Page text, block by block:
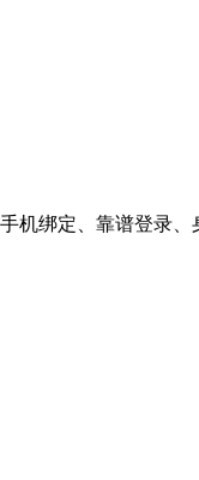
机绑定、靠谱登录